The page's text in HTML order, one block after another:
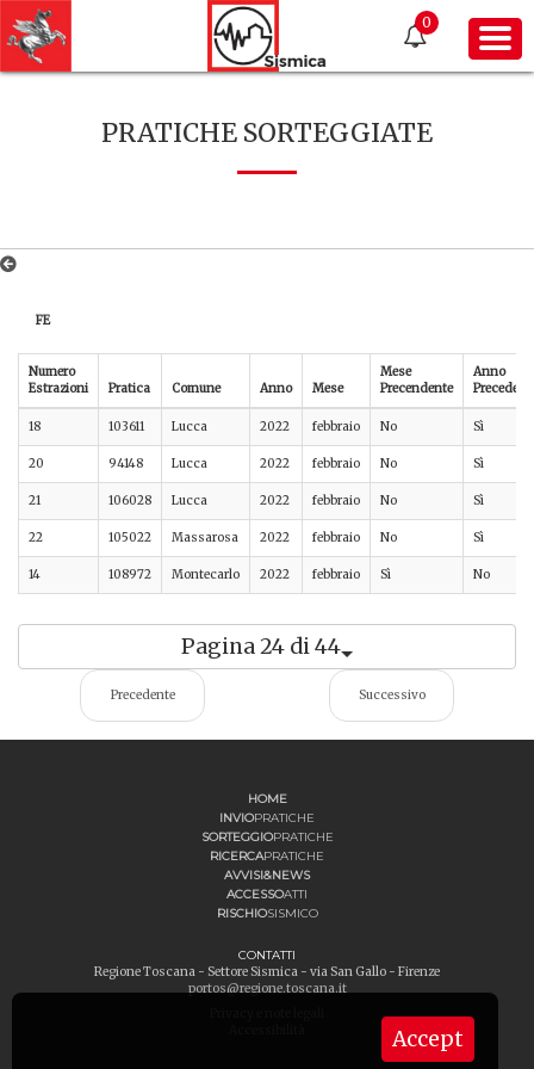
0
PRATICHE SORTEGGIATE
FE
Numero
Estrazioni
Pratica Comune Anno Mese
Mese
Precendente
Anno
18 103611 Lucca 2022 febbraio No Sì
20 94148 Lucca 2022 febbraio No Sì
21 106028 Lucca 2022 febbraio No Sì
22 105022 Massarosa 2022 febbraio No Sì
14 108972 Montecarlo 2022 febbraio Sì No
Pagina 24 di 44
Precedente Successivo
Accept
HOME
INVIOPRATICHE
SORTEGGIOPRATICHE
RICERCAPRATICHE
AVVISI&NEWS
ACCESSOATTI
RISCHIOSISMICO
CONTATTI
Regione Toscana - Settore Sismica - via San Gallo - Firenze
portos@regione.toscana.it